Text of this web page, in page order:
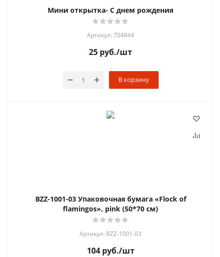
Мини открытка- С днем рождения
Артикул: 704844
25 руб./шт
В корзину
BZZ-1001-03 Упаковочная бумага «Flock of
flamingos», pink (50*70 см)
Артикул: BZZ-1001-03
104руб./шт